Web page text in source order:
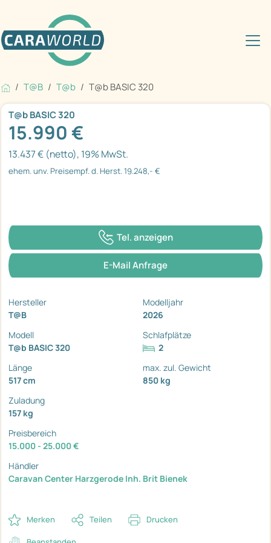
T@B T@b T@b BASIC 320
T@b BASIC 320
15.990 €
13.437 € (netto), 19% MwSt.
ehem. unv. Preisempf. d. Herst. 19.248,- €
Tel. anzeigen
E-Mail Anfrage
Hersteller
T@B
Modelljahr
2026
Modell
T@b BASIC 320
Schlafplätze
2
Länge
517 cm
max. zul. Gewicht
850 kg
Zuladung
157 kg
Preisbereich
15.000 - 25.000 €
Händler
Caravan Center Harzgerode Inh. Brit Bienek
Merken Teilen Drucken